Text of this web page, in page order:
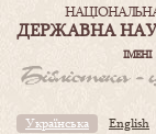
ДЕРЖАВНА
ІМЕНІ
Українська English